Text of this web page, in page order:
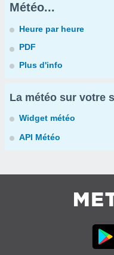
Météo...
Heure par heure
PDF
Plus d'info
La météo sur votre
Widget météo
API Météo